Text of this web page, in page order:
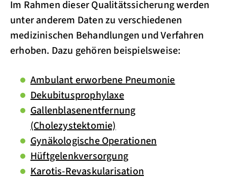
Im Rahmen dieser Qualitätssicherung werden
unter anderem Daten zu verschiedenen
medizinischen Behandlungen und Verfahren
erhoben. Dazu gehören beispielsweise:
Ambulant erworbene Pneumonie
Dekubitusprophylaxe
Gallenblasenentfernung
(Cholezystektomie)
Gynäkologische Operationen
Hüftgelenkversorgung
Karotis-Revaskularisation